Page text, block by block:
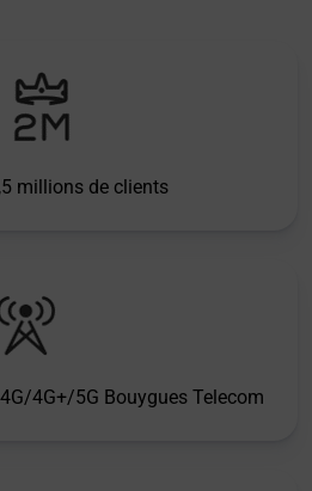
millions de clients
4G+/5G Bouygues Telecom